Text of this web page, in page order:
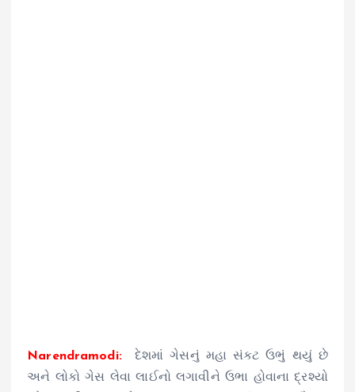
Narendramodi:
દેશમાં ગેસનું મહા સંકટ ઉભું થયું છે
અને લોકો ગેસ લેવા લાઈનો લગાવીને ઉભા હોવાના દ્રશ્યો